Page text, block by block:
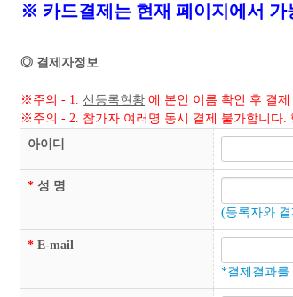
※ 카드결제는 현재 페이지에서 가
◎ 결제자정보
※주의 - 1. 선등록현황 에 본인 이름 확인 후 결제
※주의 - 2. 참가자 여러명 동시 결제 불가합니다.
아이디
* 성 명
(등록자와
* E-mail
*결제결과를